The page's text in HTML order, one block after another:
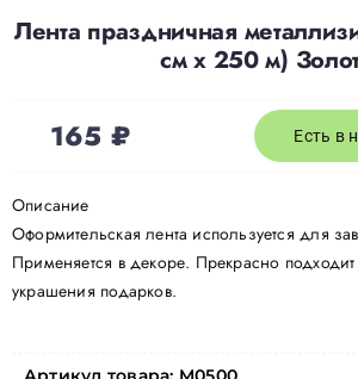
Контакты
Политика
Лента праздничная
см x 250 м)
165₽ Есть в
Описание
Оформительская лента используется для
Применяется в декоре. Прекрасно
украшения подарков.